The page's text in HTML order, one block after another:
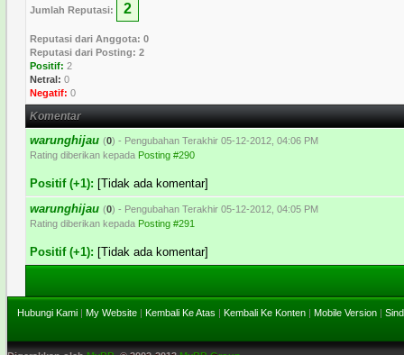
Jumlah Reputasi: 2
Reputasi dari Anggota: 0
Reputasi dari Posting: 2
Positif: 2
Netral: 0
Negatif: 0
Komentar
warunghijau (0) - Pengubahan Terakhir 05-12-2012, 04:06 PM
Rating diberikan kepada Posting #290
Positif (+1): [Tidak ada komentar]
warunghijau (0) - Pengubahan Terakhir 05-12-2012, 04:05 PM
Rating diberikan kepada Posting #291
Positif (+1): [Tidak ada komentar]
Hubungi Kami | My Website | Kembali Ke Atas | Kembali Ke Konten | Mobile Version |